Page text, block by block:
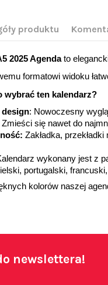
produktu
2025 Agendato
formatowi widoku
wybrać ten kalendarz?
: Nowoczesny
Zmieści się nawet do
Zakładka,
wykonany jest z
portugalski,
kolorów naszej
newslettera!